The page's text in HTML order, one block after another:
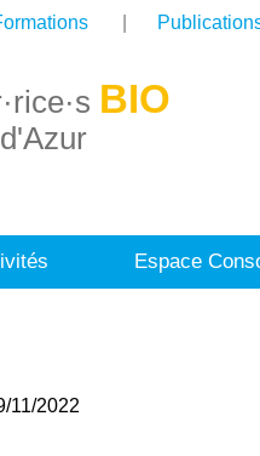
BIO
Espace
11/2022